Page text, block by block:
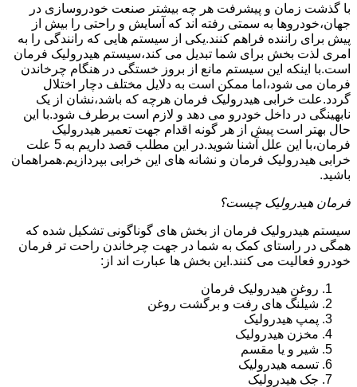
با گذشت زمان و پیشرفت هر چه بیشتر صنعت خودروسازی در
جهان،خودروها به سمتی رفته اند که آسایش و راحتی را بیش از
پیش برای راننده فراهم کنند.یکی از سیستم هایی که رانندگی را به
امری لذت بخش برای شما تبدیل می کند،سیستم هیدرولیک فرمان
است.با اینکه این سیستم مانع از بروز خستگی در هنگام چرخاندن
فرمان می شود،اما ممکن است به دلایل مختلف دچار اختلال
گردد.علت خرابی هیدرولیک فرمان هرچه که باشد،نشان از یک
نابهینگی در داخل خودرو می دهد و لازم است برطرف شود.با این
حال بهتر است پیش از هر گونه اقدام جهت تعمیر هیدرولیک
فرمان،با این علل آشنا شوید.در این مطلب قصد داریم به 5 علت
خرابی هیدرولیک فرمان و نشانه های این خرابی بپردازیم.همراهمان
باشید.
فرمان هیدرولیک چیست؟
سیستم هیدرولیک فرمان از بخش های گوناگونی تشکیل شده که
همگی در راستای کمک به شما در جهت چرخاندن راحت تر فرمان
خودرو فعالیت می کنند.این بخش ها عبارت اند از:
روغن هیدرولیک فرمان
شیلنگ های رفت و برگشت روغن
پمپ هیدرولیک
مخزن هیدرولیک
شیر و یا مقسم
تسمه هیدرولیک
جک هیدرولیک